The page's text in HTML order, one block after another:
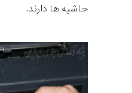
حاشیه ها دارند.